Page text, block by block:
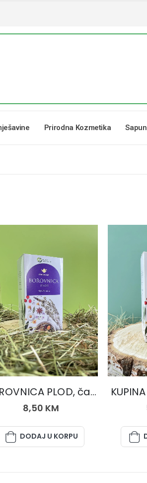
Prirodna Kozmetika
ČAJEVI
BOROVNICA PLOD, čaj 50 gr.
8,50 KM
DODAJ U KORPU